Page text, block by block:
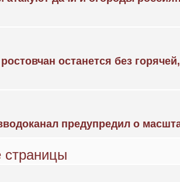
останется без
предупредил о
страницы